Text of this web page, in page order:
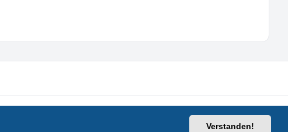
Verstanden!
Nutzungsbedingungen|Alle Zeiten sindUTC